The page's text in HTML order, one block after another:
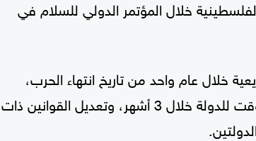
خلال المؤتمر الدولي للسلام في
خلال عام واحد من تاريخ انتهاء الحرب،
موضحا أنه تم تكليف الجهات المختصة بإعداد دستور مؤقت للدولة خلال 3 أشهر، وتعديل القوانين ذات